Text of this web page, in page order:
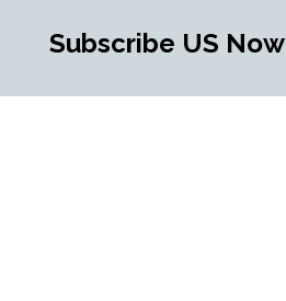
Subscribe US Now